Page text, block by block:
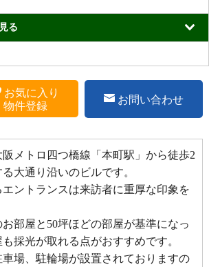
る
お気に入り
物件登録
お問い合わせ
メトロ四つ橋線「本町駅」から徒歩2
大通り沿いのビルです。
ントランスは来訪者に重厚な印象を
部屋と50坪ほどの部屋が基準になっ
採光が取れる点がおすすめです。
車場、駐輪場が設置されておりますの